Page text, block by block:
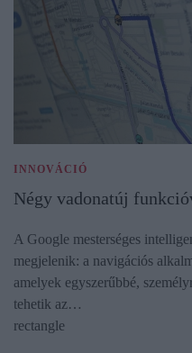
INNOVÁCIÓ
Négy vadonatúj
A Google mesterséges
megjelenik: a navigációs
amelyek egyszerűbbé,
tehetik az…
rectangle